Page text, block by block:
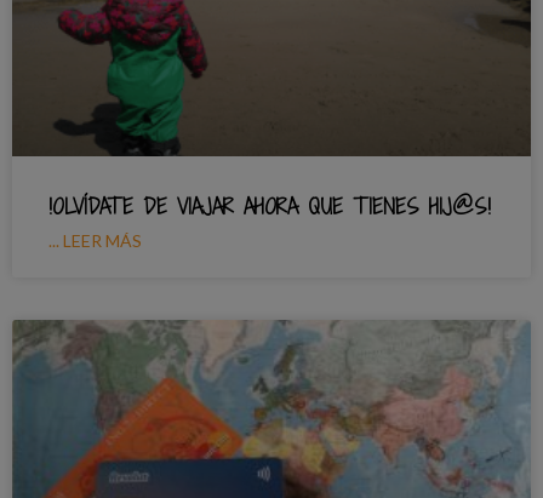
!OLVÍDATE DE VIAJAR AHORA QUE TIENES HIJ@S!
... LEER MÁS